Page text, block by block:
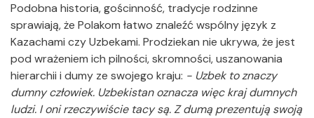
Podobna historia, gościnność, tradycje rodzinne
sprawiają, że Polakom łatwo znaleźć wspólny język z
Kazachami czy Uzbekami. Prodziekan nie ukrywa, że jest
pod wrażeniem ich pilności, skromności, uszanowania
hierarchii i dumy ze swojego kraju: - Uzbek to znaczy
dumny człowiek. Uzbekistan oznacza więc kraj dumnych
ludzi. I oni rzeczywiście tacy są. Z dumą prezentują swoją